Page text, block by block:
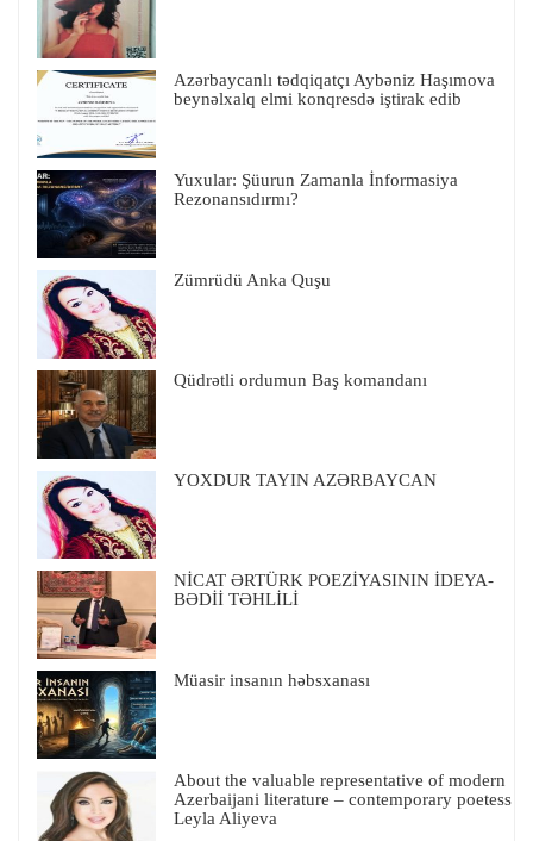
Azərbaycanlı tədqiqatçı Aybəniz Haşımova
beynəlxalq elmi konqresdə iştirak edib
Yuxular: Şüurun Zamanla İnformasiya
Rezonansıdırmı?
Zümrüdü Anka Quşu
Qüdrətli ordumun Baş komandanı
YOXDUR TAYIN AZƏRBAYCAN
NİCAT ƏRTÜRK POEZİYASININ İDEYA-
BƏDİİ TƏHLİLİ
Müasir insanın həbsxanası
About the valuable representative of modern
Azerbaijani literature – contemporary poetess
Leyla Aliyeva